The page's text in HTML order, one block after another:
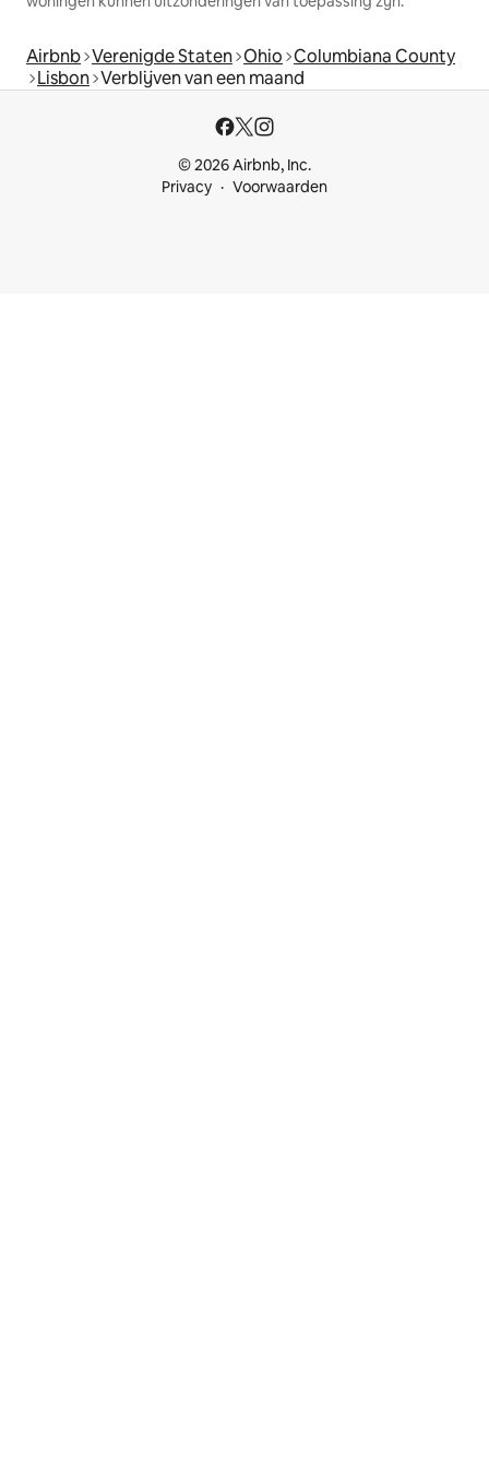
Airbnb Verenigde Staten Ohio Columbiana County
Lisbon Verblijven van een maand
© 2026 Airbnb, Inc.
Privacy
Voorwaarden